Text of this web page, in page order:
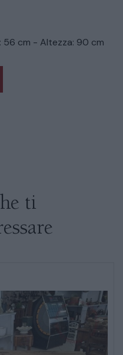
56 cm - Altezza: 90 cm
ti